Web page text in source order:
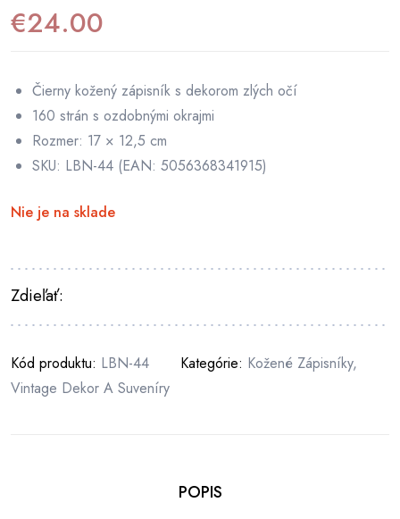
€24.00
Čierny kožený zápisník s dekorom zlých očí
160 strán s ozdobnými okrajmi
Rozmer: 17 × 12,5 cm
SKU: LBN-44 (EAN: 5056368341915)
Nie je na sklade
Zdieľať:
Kód produktu: LBN-44 Kategórie: Kožené Zápisníky,
Vintage Dekor A Suveníry
POPIS